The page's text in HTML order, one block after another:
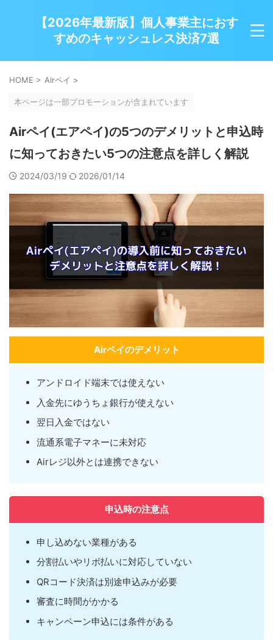
【2026年最新版】個人事業主におす
すめのキャッシュレス決済7選
HOME > Airペイ >
本ページは一部プロモーションが含まれています
Airペイ(エアペイ)の5つのデメリットと申込時
に知っておきたい5つの注意点を詳しく解説
2024/03/19 2026/01/14
Airペイのデメリット
アンドロイド端末では使えない
入金先にゆうちょ銀行が使えない
翌日入金ではない
流通系電子マネーに未対応
Airレジ以外とは連携できない
申込時の注意点
申し込めない業種がある
分割払いやリボ払いに対応していない
QRコード決済は別途申込みが必要
審査に時間がかかる
キャンペーン申込には条件がある